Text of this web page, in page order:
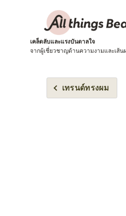
เคล็ดลับและแรงบันดาลใจ
จากผู้เชี่ยวชาญด้านความงามและเส้น
เทรนด์ทรงผม